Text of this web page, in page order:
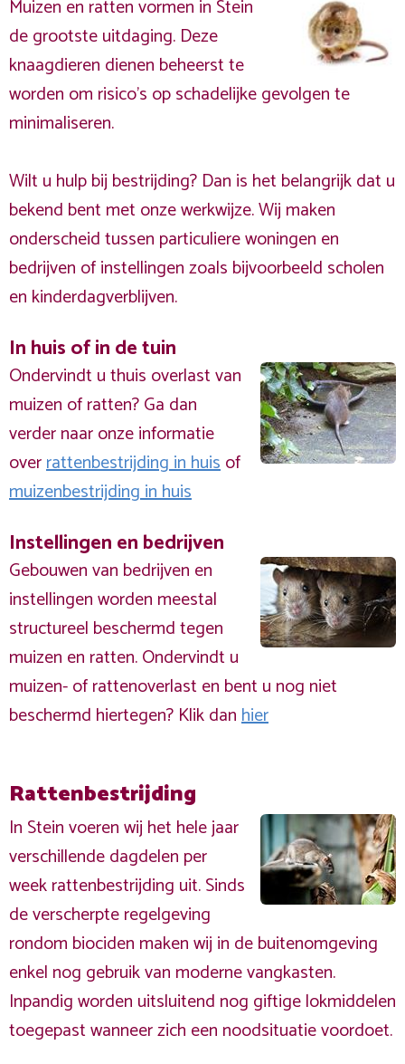
Muizen en ratten vormen in Stein
de grootste uitdaging. Deze
knaagdieren dienen beheerst te
worden om risico's op schadelijke gevolgen te
minimaliseren.
Wilt u hulp bij bestrijding? Dan is het belangrijk dat u
bekend bent met onze werkwijze. Wij maken
onderscheid tussen particuliere woningen en
bedrijven of instellingen zoals bijvoorbeeld scholen
en kinderdagverblijven.
In huis of in de tuin
Ondervindt u thuis overlast van
muizen of ratten? Ga dan
verder naar onze informatie
overrattenbestrijding in huisof
muizenbestrijding in huis
Instellingen en bedrijven
Gebouwen van bedrijven en
instellingen worden meestal
structureel beschermd tegen
muizen en ratten. Ondervindt u
muizen- of rattenoverlast en bent u nog niet
beschermd hiertegen? Klik danhier
Rattenbestrijding
In Stein voeren wij het hele jaar
verschillende dagdelen per
week rattenbestrijding uit. Sinds
de verscherpte regelgeving
rondom biociden maken wij in de buitenomgeving
enkel nog gebruik van moderne vangkasten.
Inpandig worden uitsluitend nog giftige lokmiddelen
toegepast wanneer zich een noodsituatie voordoet.